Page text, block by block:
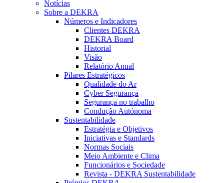
Notícias
Sobre a DEKRA
Números e Indicadores
Clientes DEKRA
DEKRA Board
Historial
Visão
Relatório Anual
Pilares Estratégicos
Qualidade do Ar
Cyber Segurança
Segurança no trabalho
Condução Autónoma
Sustentabilidade
Estratégia e Objetivos
Iniciativas e Standards
Normas Sociais
Meio Ambiente e Clima
Funcionários e Sociedade
Revista - DEKRA Sustentabilidade